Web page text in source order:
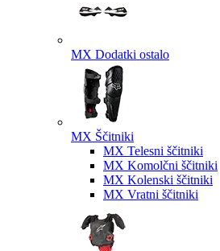
MX Dodatki ostalo
MX Ščitniki
MX Telesni ščitniki
MX Komolčni ščitniki
MX Kolenski ščitniki
MX Vratni ščitniki